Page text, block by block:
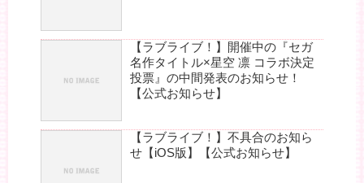
【ラブライブ！】開催中の『セガ
名作タイトル×星空 凛 コラボ決定
投票』の中間発表のお知らせ！
【公式お知らせ】
【ラブライブ！】不具合のお知ら
せ【iOS版】【公式お知らせ】